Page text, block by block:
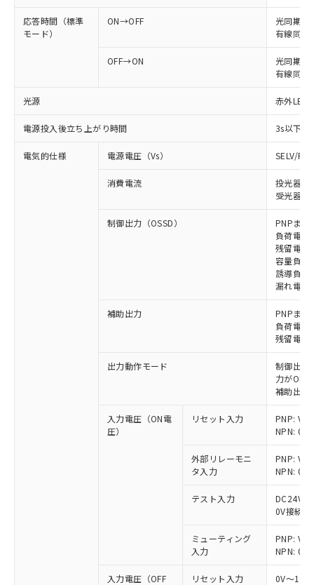
応答時間（標準
モード）
ON→OFF
光同期:
有線同期
OFF→ON
光同期:
有線同期
光源 赤外LED
電源投入後立ち上がり時間 3s以下
電気的仕様 電源電圧（Vs） SELV/
消費電流
投光器:
受光器:
制御出力（OSSD）
PNPまた
負荷電流
残留電圧
容量負荷
誘導負荷
漏れ電流
補助出力
PNPまた
負荷電流
残留電圧
出力動作モード
制御出力
力がON)
補助出力
入力電圧（ON電
圧）
リセット入力
PNP: Vs-
NPN: 0
外部リレーモニ
タ入力
PNP: Vs-
NPN: 0
テスト入力
DC24V
0V接続
ミューティング
入力
PNP: Vs-
NPN: 0
入力電圧（OFF
リセット入力 0V～1/